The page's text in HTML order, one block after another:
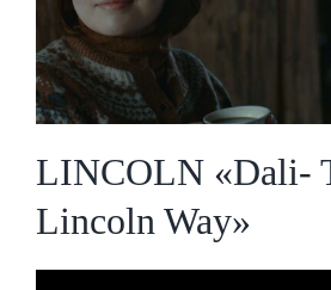
Lincoln
LINCOLN «Dali-
Lincoln Way»